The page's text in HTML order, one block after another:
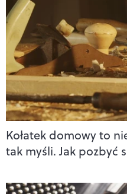
Kołatek domowy to
tak myśli. Jak pozbyć